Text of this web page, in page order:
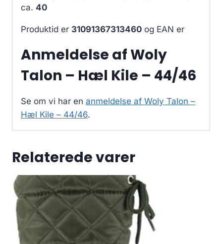
ca. 40
Produktid er 31091367313460 og EAN er
Anmeldelse af Woly
Talon – Hæl Kile – 44/46
Se om vi har en anmeldelse af Woly Talon –
Hæl Kile – 44/46.
Relaterede varer